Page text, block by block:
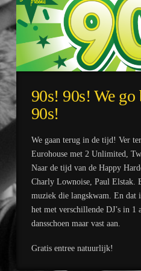
90s! 90s! We go
90s!
We gaan terug in de tijd! Ver
Eurohouse met 2 Unlimited,
Naar de tijd van de Happy
Charly Lownoise, Paul Elstak.
muziek die langskwam. En dat
het met verschillende DJ’s in 1
dansschoen maar vast aan.
Gratis entree natuurlijk!